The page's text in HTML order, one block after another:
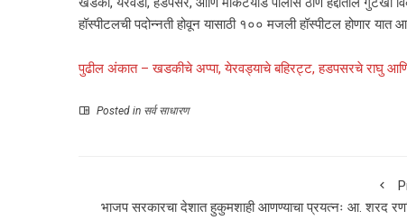
हॉस्पीटलची पदोन्नती होवून यासाठी १०० मजली हॉस्पीटल होणार
पुढील अंकात – खडकीचे अप्पा, येरवड्याचे बहिरट्ट, हडपसरचे राघु आणि
Posted in सर्व साधारण
भाजप सरकारचा देशात हुकुमशाही आणण्याचा प्रयत्नः आ. शरद